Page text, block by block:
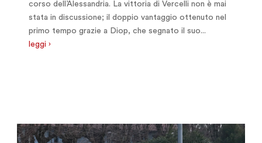
corso dell’Alessandria. La vittoria di Vercelli non è mai
stata in discussione; il doppio vantaggio ottenuto nel
primo tempo grazie a Diop, che segnato il suo...
leggi ›